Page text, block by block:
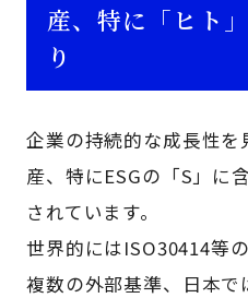
産、特に「ヒト
り
企業の持続的な成長性
産、特にESGの「S」に
されています。
世界的にはISO30414等
複数の外部基準、日本